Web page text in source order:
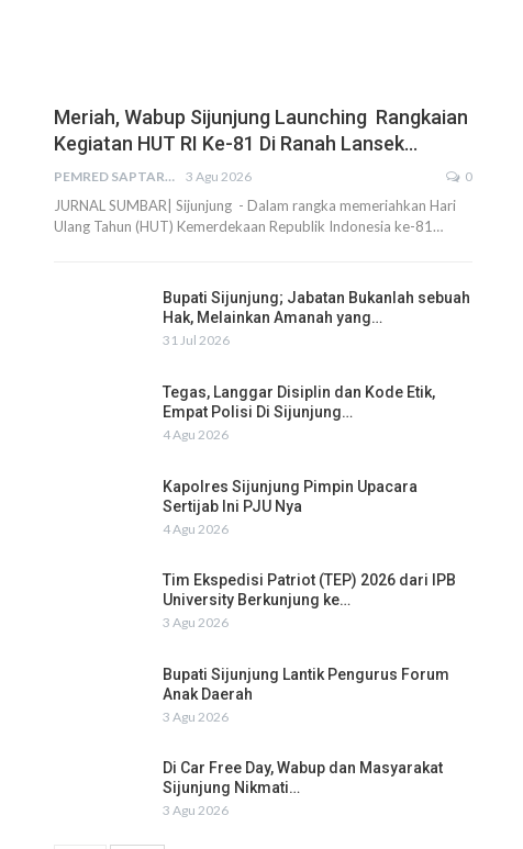
Meriah, Wabup Sijunjung Launching Rangkaian
Kegiatan HUT RI Ke-81 Di Ranah Lansek…
PEMRED SAPTARIUS 3 Agu 2026 0
JURNAL SUMBAR| Sijunjung - Dalam rangka memeriahkan Hari
Ulang Tahun (HUT) Kemerdekaan Republik Indonesia ke-81…
Bupati Sijunjung; Jabatan Bukanlah sebuah
Hak, Melainkan Amanah yang…
31 Jul 2026
Tegas, Langgar Disiplin dan Kode Etik,
Empat Polisi Di Sijunjung…
4 Agu 2026
Kapolres Sijunjung Pimpin Upacara
Sertijab Ini PJU Nya
4 Agu 2026
Tim Ekspedisi Patriot (TEP) 2026 dari IPB
University Berkunjung ke…
3 Agu 2026
Bupati Sijunjung Lantik Pengurus Forum
Anak Daerah
3 Agu 2026
Di Car Free Day, Wabup dan Masyarakat
Sijunjung Nikmati…
3 Agu 2026